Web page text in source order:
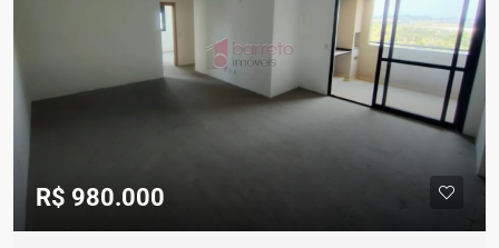
R$ 980.000